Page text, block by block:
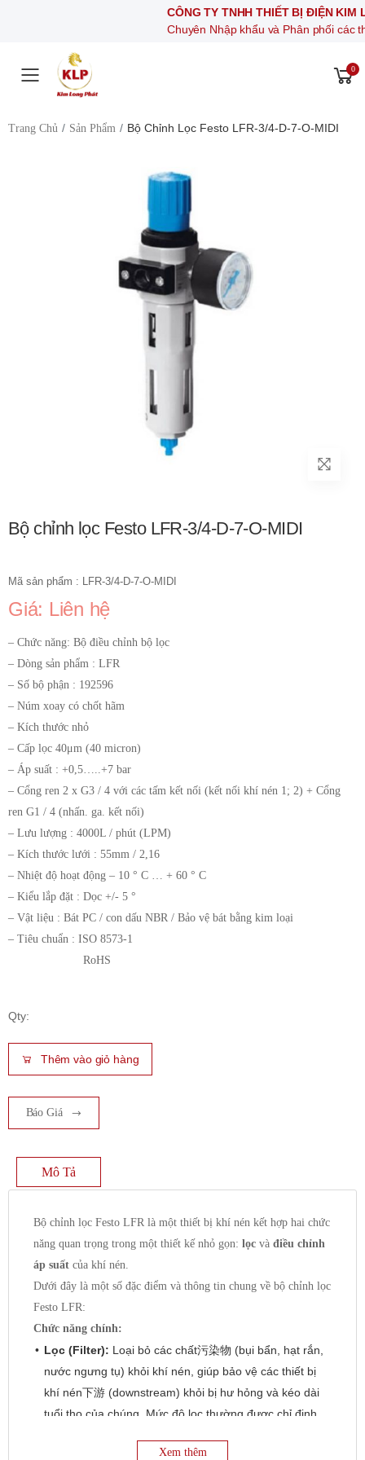
CÔNG TY TNHH THIẾT BỊ ĐIỆN KIM LONG
Chuyên Nhập khẩu và Phân phối các thiết bị
Toggle mobile menu
0
Trang Chủ Sản Phẩm Bộ Chỉnh Lọc Festo LFR-3/4-D-7-O-MIDI
Bộ chỉnh lọc Festo LFR-3/4-D-7-O-MIDI
Mã sản phẩm : LFR-3/4-D-7-O-MIDI
Giá: Liên hệ
– Chức năng: Bộ điều chỉnh bộ lọc
– Dòng sản phẩm : LFR
– Số bộ phận : 192596
– Núm xoay có chốt hãm
– Kích thước nhỏ
– Cấp lọc 40μm (40 micron)
– Áp suất : +0,5…..+7 bar
– Cổng ren 2 x G3 / 4 với các tấm kết nối (kết nối khí nén 1; 2) + Cổng
ren G1 / 4 (nhấn. ga. kết nối)
– Lưu lượng : 4000L / phút (LPM)
– Kích thước lưới : 55mm / 2,16
– Nhiệt độ hoạt động – 10 ° C … + 60 ° C
– Kiểu lắp đặt : Dọc +/- 5 °
– Vật liệu : Bát PC / con dấu NBR / Bảo vệ bát bằng kim loại
– Tiêu chuẩn : ISO 8573-1
RoHS
Qty:
Thêm vào giỏ hàng
Báo Giá
Mô Tả
Bộ chỉnh lọc Festo LFR là một thiết bị khí nén kết hợp hai chức
năng quan trọng trong một thiết kế nhỏ gọn: lọc và điều chỉnh
áp suất của khí nén.
Dưới đây là một số đặc điểm và thông tin chung về bộ chỉnh lọc
Festo LFR:
Chức năng chính:
Lọc (Filter): Loại bỏ các chất污染物 (bụi bẩn, hạt rắn,
nước ngưng tụ) khỏi khí nén, giúp bảo vệ các thiết bị
khí nén下游 (downstream) khỏi bị hư hỏng và kéo dài
tuổi thọ của chúng. Mức độ lọc thường được chỉ định
Điều chỉnh áp suất (Regulator):
Xem thêm